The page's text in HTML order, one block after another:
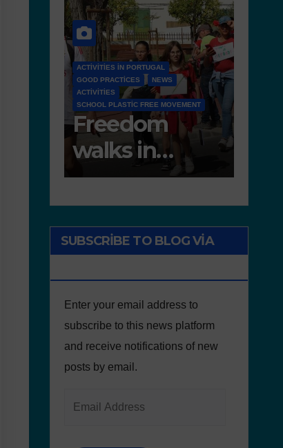
D 6.4 LESSON PLANS AND OTHER OPEN
EDUCATIONAL RESOURCES
Deliverable 6.4
– Lesson Plans
and Other
Educational
resources
SUBSCRIBE TO BLOG VIA
Enter your email address to
subscribe to this news platform
and receive notifications of new
posts by email.